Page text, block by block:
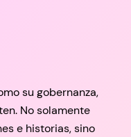
su gobernanza,
No solamente
e historias, sino